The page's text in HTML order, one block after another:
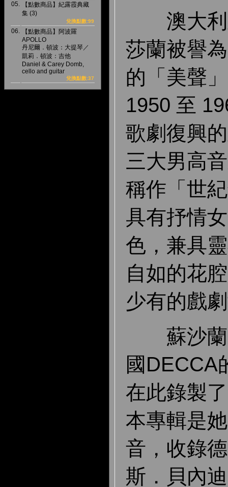
05.
【點數商品】紀露霞典藏
集 (3)
兌換點數:99
06.
【點數商品】阿波羅
APOLLO
丹尼爾．頓波：大提琴／
凱莉．頓波：吉他
Daniel & Carey Domb,
cello and guitar
兌換點數:37
澳大利
莎蘭被譽
的「美聲
1950 至
歌劇復興
三大男高
稱作「世
具有抒情
色，兼具
自如的花
少有的戲
蘇沙蘭
國DECCA
在此錄製
本專輯是
音，收錄
斯．貝內